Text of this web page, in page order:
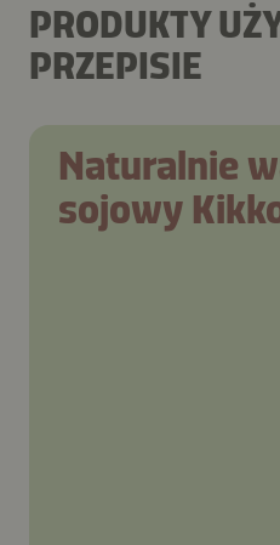
PRODUKTY
PRZEPISIE
Naturalnie
sojowy